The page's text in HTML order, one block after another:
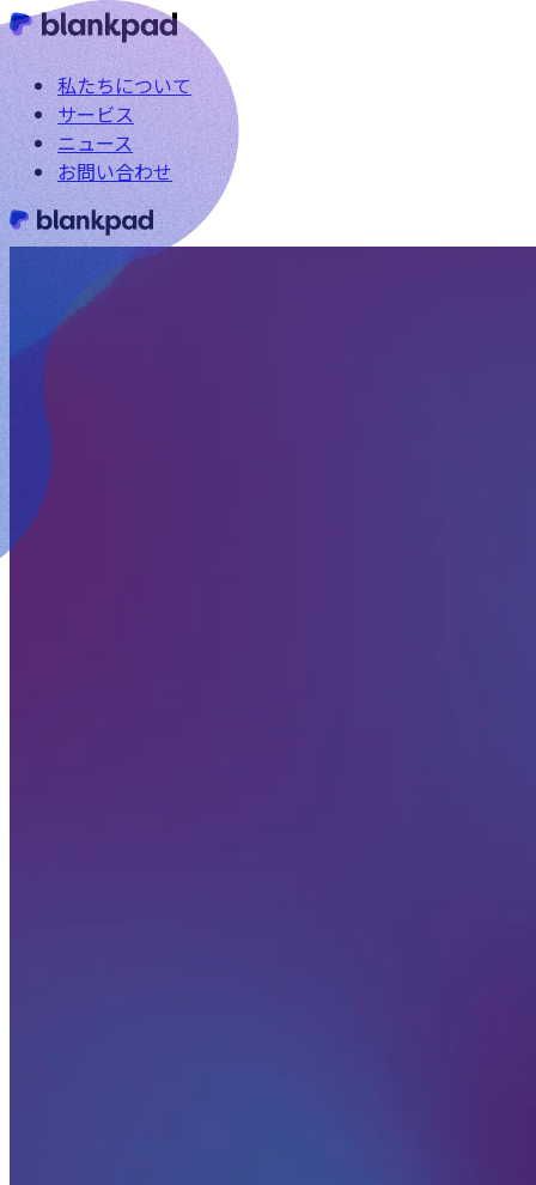
私たちについて
サービス
ニュース
お問い合わせ